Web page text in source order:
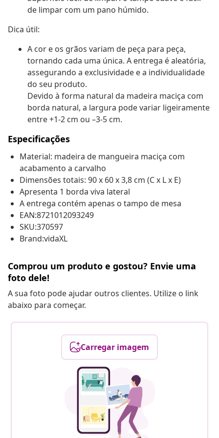
de limpar com um pano húmido.
Dica útil:
A cor e os grãos variam de peça para peça,
tornando cada uma única. A entrega é aleatória,
assegurando a exclusividade e a individualidade
do seu produto.
Devido à forma natural da madeira maciça com
borda natural, a largura pode variar ligeiramente
entre +1-2 cm ou –3-5 cm.
Especificações
Material: madeira de mangueira maciça com
acabamento a carvalho
Dimensões totais: 90 x 60 x 3,8 cm (C x L x E)
Apresenta 1 borda viva lateral
A entrega contém apenas o tampo de mesa
EAN:8721012093249
SKU:370597
Brand:vidaXL
Comprou um produto e gostou? Envie uma
foto dele!
A sua foto pode ajudar outros clientes. Utilize o link
abaixo para começar.
Carregar imagem